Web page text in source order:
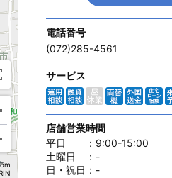
電話番号
(072)285-4561
サービス
店舗営業時間
平日
： 9:00-15:00
土曜日
： -
日・祝日 ： -